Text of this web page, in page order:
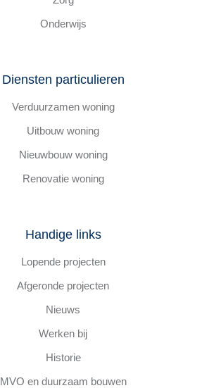
Onderwijs
Diensten particulieren
Verduurzamen woning
Uitbouw woning
Nieuwbouw woning
Renovatie woning
Handige links
Lopende projecten
Afgeronde projecten
Nieuws
Werken bij
Historie
MVO en duurzaam bouwen